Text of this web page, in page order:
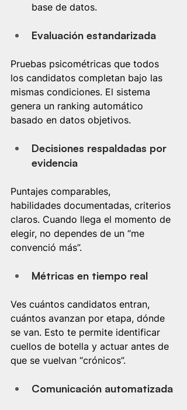
base de datos.
Evaluación estandarizada
Pruebas psicométricas que todos
los candidatos completan bajo las
mismas condiciones. El sistema
genera un ranking automático
basado en datos objetivos.
Decisiones respaldadas por
evidencia
Puntajes comparables,
habilidades documentadas, criterios
claros. Cuando llega el momento de
elegir, no dependes de un “me
convenció más”.
Métricas en tiempo real
Ves cuántos candidatos entran,
cuántos avanzan por etapa, dónde
se van. Esto te permite identificar
cuellos de botella y actuar antes de
que se vuelvan “crónicos”.
Comunicación automatizada